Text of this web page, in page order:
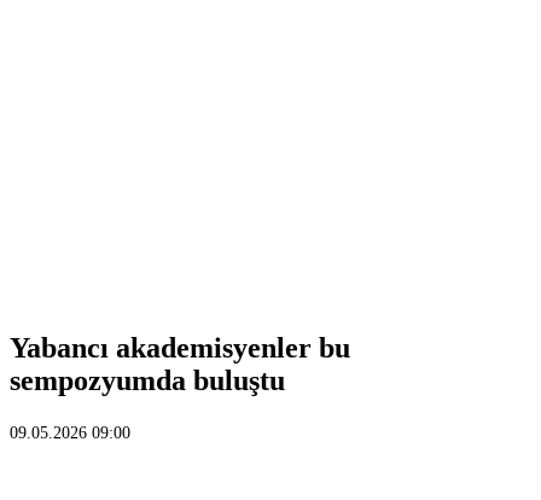
Yabancı akademisyenler bu
sempozyumda buluştu
09.05.2026 09:00